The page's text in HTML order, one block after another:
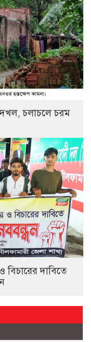
দখল, চলাচলে চরম
বিচারের দাবিতে